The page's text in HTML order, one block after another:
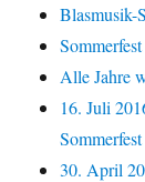
Blasmusik-
Alle Jahre
16. Juli
Sommerfest
30. April